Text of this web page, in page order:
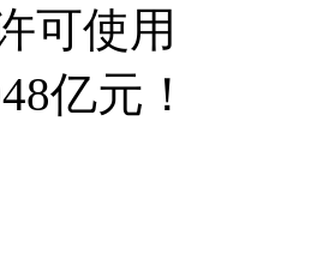
可使用
亿元！